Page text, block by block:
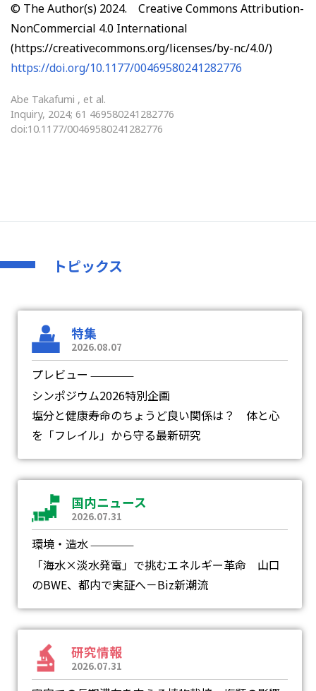
© The Author(s) 2024. Creative Commons Attribution-
NonCommercial 4.0 International
(https://creativecommons.org/licenses/by-nc/4.0/)
https://doi.org/10.1177/00469580241282776
Abe Takafumi , et al.
Inquiry, 2024; 61 469580241282776
doi:10.1177/00469580241282776
トピックス
特集
2026.08.07
プレビュー ―
シンポジウム2026特別企画
塩分と健康寿命のちょうど良い関係は？ 体と心
を「フレイル」から守る最新研究
国内ニュース
2026.07.31
環境・造水 ―
「海水×淡水発電」で挑むエネルギー革命 山口
のBWE、都内で実証へ－Biz新潮流
研究情報
2026.07.31